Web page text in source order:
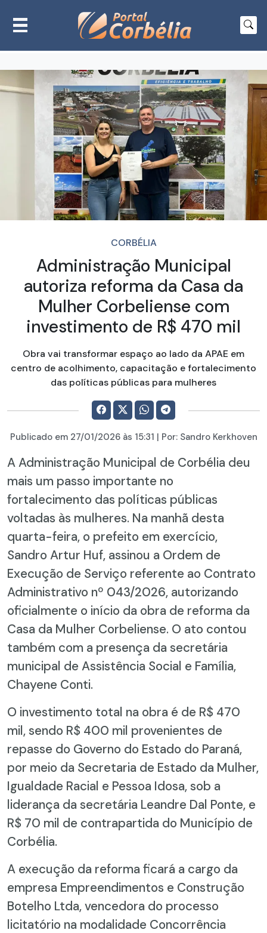
CORBÉLIA
Administração Municipal
autoriza reforma da Casa da
Mulher Corbeliense com
investimento de R$ 470 mil
Obra vai transformar espaço ao lado da APAE em
centro de acolhimento, capacitação e fortalecimento
das políticas públicas para mulheres
Publicado em 27/01/2026às 15:31 | Por: Sandro Kerkhoven
A Administração Municipal de Corbélia deu
mais um passo importante no
fortalecimento das políticas públicas
voltadas às mulheres. Na manhã desta
quarta-feira, o prefeito em exercício,
Sandro Artur Huf, assinou a Ordem de
Execução de Serviço referente ao Contrato
Administrativo nº 043/2026, autorizando
oficialmente o início da obra de reforma da
Casa da Mulher Corbeliense. O ato contou
também com a presença da secretária
municipal de Assistência Social e Família,
Chayene Conti.
O investimento total na obra é de R$ 470
mil, sendo R$ 400 mil provenientes de
repasse do Governo do Estado do Paraná,
por meio da Secretaria de Estado da Mulher,
Igualdade Racial e Pessoa Idosa, sob a
liderança da secretária Leandre Dal Ponte, e
R$ 70 mil de contrapartida do Município de
Corbélia.
A execução da reforma ficará a cargo da
empresa Empreendimentos e Construção
Botelho Ltda, vencedora do processo
licitatório na modalidade Concorrência